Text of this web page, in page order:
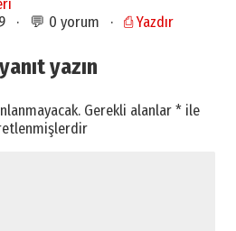
· 💬 0 yorum · ⎙ Yazdır
yazın
Gerekli alanlar* ile